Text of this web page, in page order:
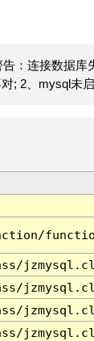
：连接数据库
; 2、mysql未启